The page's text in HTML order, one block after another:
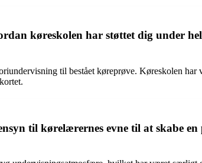
køreskolen har støttet dig under
til bestået køreprøve. Køreskolen
til kørelærernes evne til at skabe